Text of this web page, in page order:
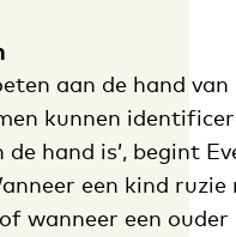
aan de hand
kunnen
de hand is’, begint
een kind
wanneer een ouder